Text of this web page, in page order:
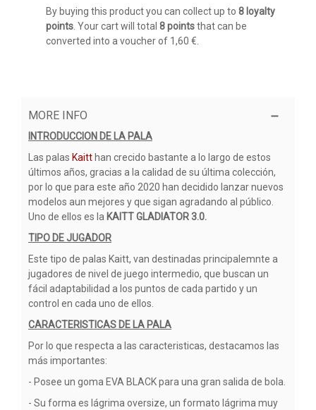
By buying this product you can collect up to 8 loyalty
points . Your cart will total 8pointsthat can be
converted into a voucher of 1,60 €
MORE INFO
INTRODUCCION DE LA PALA
Las palas Kaitthan crecido bastante a lo largo de estos
últimos años, gracias a la calidad de su última colección,
por lo que para este año 2020 han decidido lanzar nuevos
modelos aun mejores y que sigan agradando al público.
Uno de ellos es la KAITT GLADIATOR 3.0.
TIPO DE JUGADOR
Este tipo de palas Kaitt, van destinadas principalemnte a
jugadores de nivel de juego intermedio, que buscan un
fácil adaptabilidad a los puntos de cada partido y un
control en cada uno de ellos.
CARACTERISTICAS DE LA PALA
Por lo que respecta a las caracteristicas, destacamos las
más importantes:
- Posee un goma EVA BLACK para una gran salida de bola.
- Su forma es lágrima oversize, un formato lágrima muy